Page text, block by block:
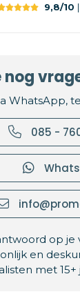
9,8/10
nog
WhatsApp,
085 -
op je
en
met 15+